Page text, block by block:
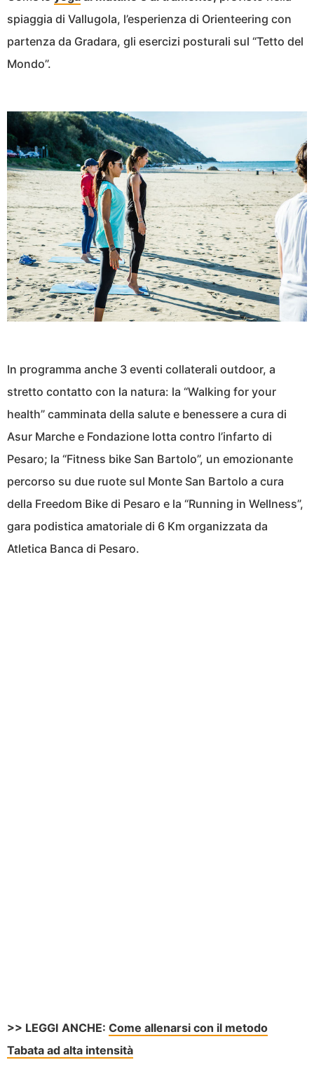
spiaggia di Vallugola, l’esperienza di Orienteering con
partenza da Gradara, gli esercizi posturali sul “Tetto del
Mondo”.
In programma anche 3 eventi collaterali outdoor, a
stretto contatto con la natura: la “Walking for your
health” camminata della salute e benessere a cura di
Asur Marche e Fondazione lotta contro l’infarto di
Pesaro; la “Fitness bike San Bartolo”, un emozionante
percorso su due ruote sul Monte San Bartolo a cura
della Freedom Bike di Pesaro e la “Running in Wellness”,
gara podistica amatoriale di 6 Km organizzata da
Atletica Banca di Pesaro.
>> LEGGI ANCHE: Come allenarsi con il metodo
Tabata ad alta intensità